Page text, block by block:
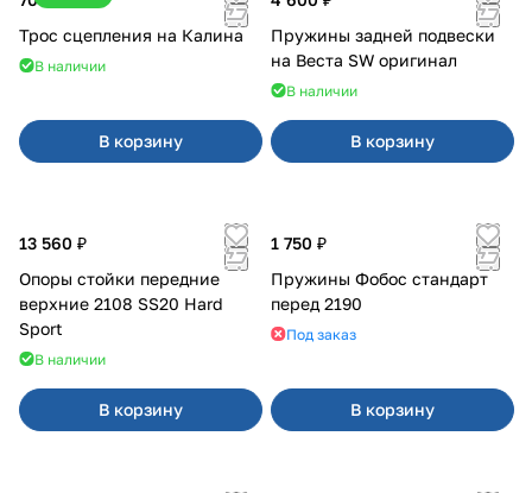
Трос сцепления на Калина
В наличии
В корзину
Пружины задней подвески
на Веста SW оригинал
В наличии
В корзину
13 560 ₽
Опоры стойки передние
верхние 2108 SS20 Hard
Sport
В наличии
В корзину
1 750 ₽
Пружины Фобос стандарт
перед 2190
Под заказ
В корзину